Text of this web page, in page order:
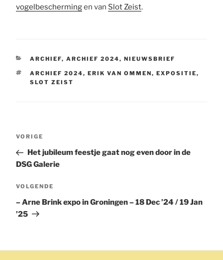
vogelbeschermingen van Slot Zeist.
CATEGORIEËN
ARCHIEF, ARCHIEF 2024, NIEUWSBRIEF
TAGS
ARCHIEF 2024, ERIK VAN OMMEN, EXPOSITIE,
SLOT ZEIST
Bericht
Vorig
bericht
VORIGE
Het jubileum feestje gaat nog even door in de
DSG Galerie
Volgend
bericht
VOLGENDE
– Arne Brink expo in Groningen – 18 Dec ’24 / 19 Jan
’25